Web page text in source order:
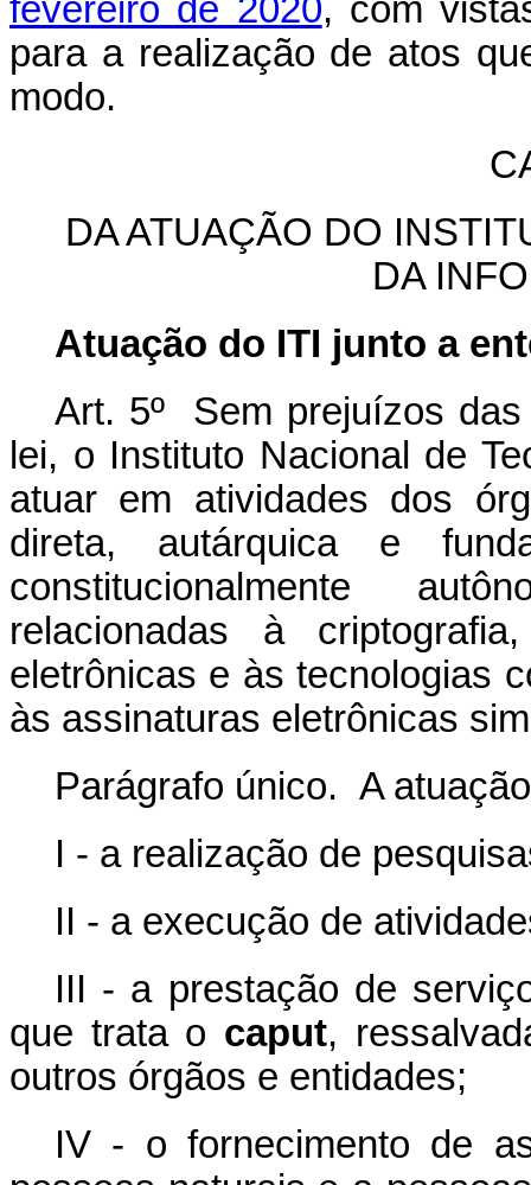
fevereiro de 2020, com
para a realização de atos
modo.
DA ATUAÇÃO DO
DA
Atuação do ITI junto a
Art. 5º Sem prejuízos
lei, o Instituto Nacional de
atuar em atividades dos
direta, autárquica e
constitucionalmente
relacionadas à
eletrônicas e às tecnologias
às assinaturas eletrônicas
Parágrafo único. A
I - a realização de
II - a execução de
III - a prestação de
que trata o caput,
outros órgãos e entidades;
IV - o fornecimento de